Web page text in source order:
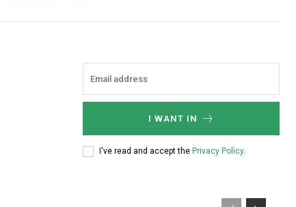
I WANT IN
I've read and accept the Privacy Policy.